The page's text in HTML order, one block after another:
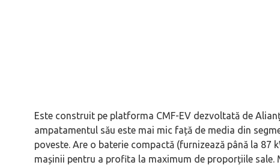
Este construit pe platforma CMF-EV dezvoltată de
ampatamentul său este mai mic față de media din
poveste. Are o baterie compactă (furnizează până la
mașinii pentru a profita la maximum de proporțiile sale.